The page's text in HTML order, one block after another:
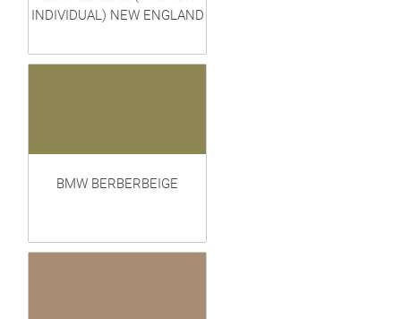
INDIVIDUAL) NEW ENGLAND
BMW BERBERBEIGE